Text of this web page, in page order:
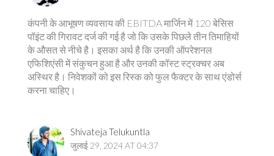
कंपनी के आभूषण व्यवसाय की EBITDA मार्जिन में 120 बेसिस
पॉइंट की गिरावट दर्ज की गई है जो कि उसके पिछले तीन तिमाहियों
के औसत से नीचे है। इसका अर्थ है कि उनकी ऑपरेशनल
एफिशिएंसी में संकुचन हुआ है और उनकी कॉस्ट स्ट्रक्चर अब
अस्थिर है। निवेशकों को इस रिस्क को फुल फैक्टर के साथ एंडोर्स
करना चाहिए।
Shivateja Telukuntla
जुलाई 29, 2024 AT 04:37